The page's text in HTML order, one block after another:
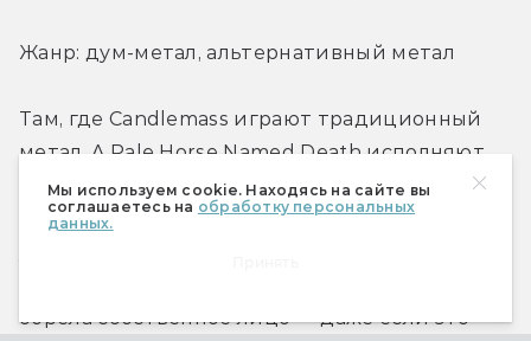
Мы используем cookie. Находясь на сайте вы
соглашаетесь на обработку персональных
данных.
Жанр: дум-метал, альтернативный метал
Там, где Candlemass играют традиционный
метал, A Pale Horse Named Death исполняют
нечто более современное, но состоящее из
знакомых компонентов. Группа, образованная
обрела собственное лицо — даже если это